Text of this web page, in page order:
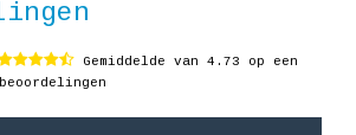
Gemiddelde van 4.73 op een